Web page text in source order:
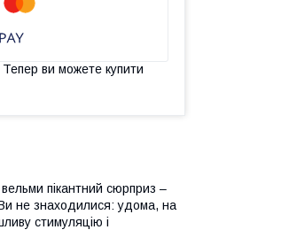
Тепер ви можете купити
пікантний сюрприз –
не знаходилися: удома, на
стимуляцію і